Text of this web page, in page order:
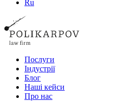
Ru
Послуги
Індустрії
Блог
Наші кейси
Про нас